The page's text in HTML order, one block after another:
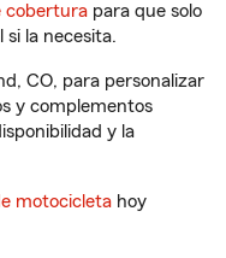
cobertura para que solo
si la necesita.
CO, para personalizar
y complementos
y la
motocicleta hoy